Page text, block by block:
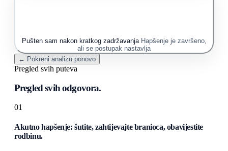
Pušten sam nakon kratkog zadržavanja Hapšenje je završeno,
ali se postupak nastavlja
← Pokreni analizu ponovo
Pregled svih puteva
Pregled svih odgovora.
01
Akutno hapšenje: šutite, zahtijevajte branioca, obavijestite
rodbinu.